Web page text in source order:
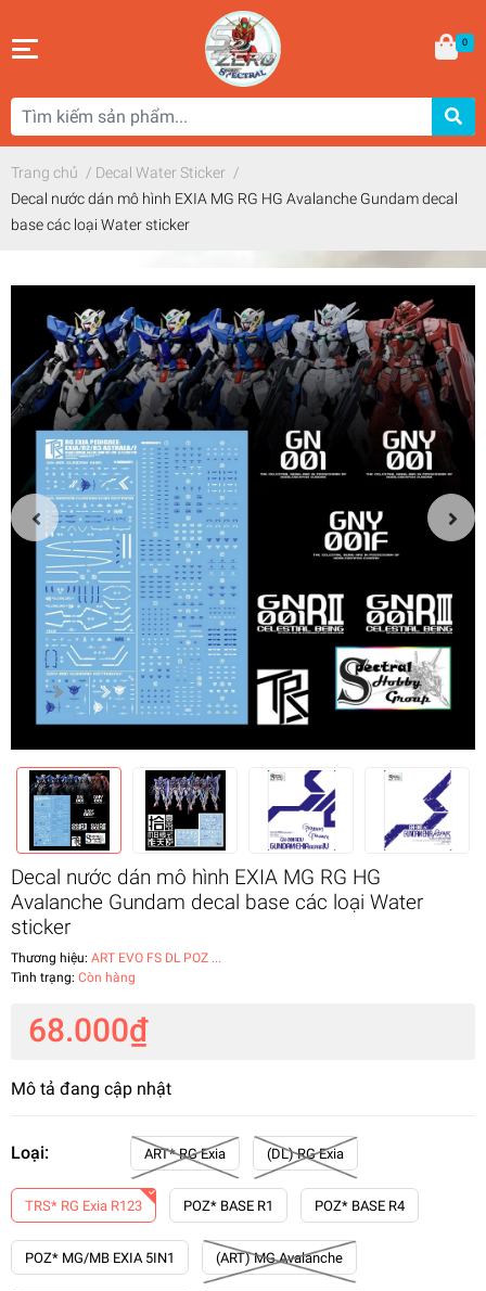
0
Trang chủ / Decal Water Sticker /
Decal nước dán mô hình EXIA MG RG HG Avalanche Gundam decal
base các loại Water sticker
Decal nước dán mô hình EXIA MG RG HG
Avalanche Gundam decal base các loại Water
sticker
Thương hiệu: ART EVO FS DL POZ ...
Tình trạng: Còn hàng
68.000₫
Mô tả đang cập nhật
Loại: ART* RG Exia (DL) RG Exia
TRS* RG Exia R123 POZ* BASE R1 POZ* BASE R4
POZ* MG/MB EXIA 5IN1 (ART) MG Avalanche